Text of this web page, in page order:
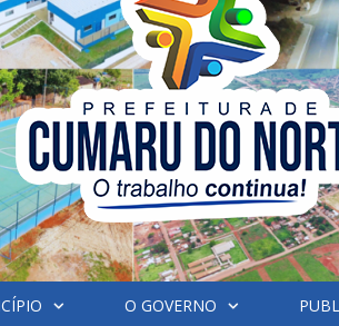
O GOVERNO